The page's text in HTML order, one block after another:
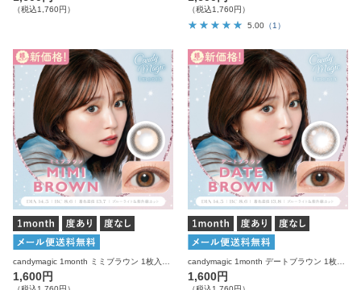
（税込1,760円）
（税込1,760円）
5.00 （1）
1,600円 1,600円